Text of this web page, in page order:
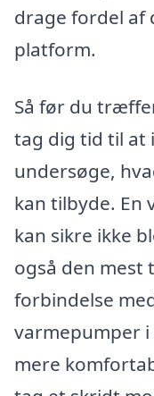
drage fordel af
platform.
Så før du
tag dig tid til at
undersøge,
kan tilbyde. En
kan sikre ikke
også den mest
forbindelse
varmepumper
mere